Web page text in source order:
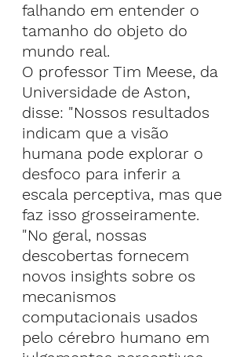
falhando em entender o
tamanho do objeto do
mundo real.
O professor Tim Meese, da
Universidade de Aston,
disse: "Nossos resultados
indicam que a visão
humana pode explorar o
desfoco para inferir a
escala perceptiva, mas que
faz isso grosseiramente.
"No geral, nossas
descobertas fornecem
novos insights sobre os
mecanismos
computacionais usados
pelo cérebro humano em